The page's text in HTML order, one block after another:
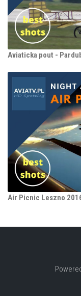
Aviaticka pout -
Air Picnic Leszno